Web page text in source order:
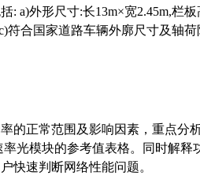
: a)外形尺寸:长13m×宽2.45m,栏
符合国家道路车辆外廓尺寸及轴
的正常范围及影响因素，重点分
率光模块的参考值表格。同时解
快速判断网络性能问题。